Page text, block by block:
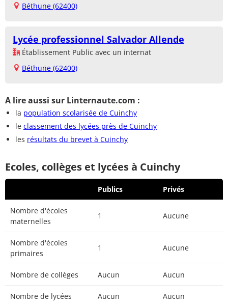
Béthune (62400)
Lycée professionnel Salvador Allende
Établissement Public avec un internat
Béthune (62400)
A lire aussi sur Linternaute.com :
la population scolarisée de Cuinchy
le classement des lycées près de Cuinchy
les résultats du brevet à Cuinchy
Ecoles, collèges et lycées à Cuinchy
Publics Privés
Nombre d'écoles
maternelles
1 Aucune
Nombre d'écoles
primaires
1 Aucune
Nombre de collèges Aucun Aucun
Nombre de lycées Aucun Aucun